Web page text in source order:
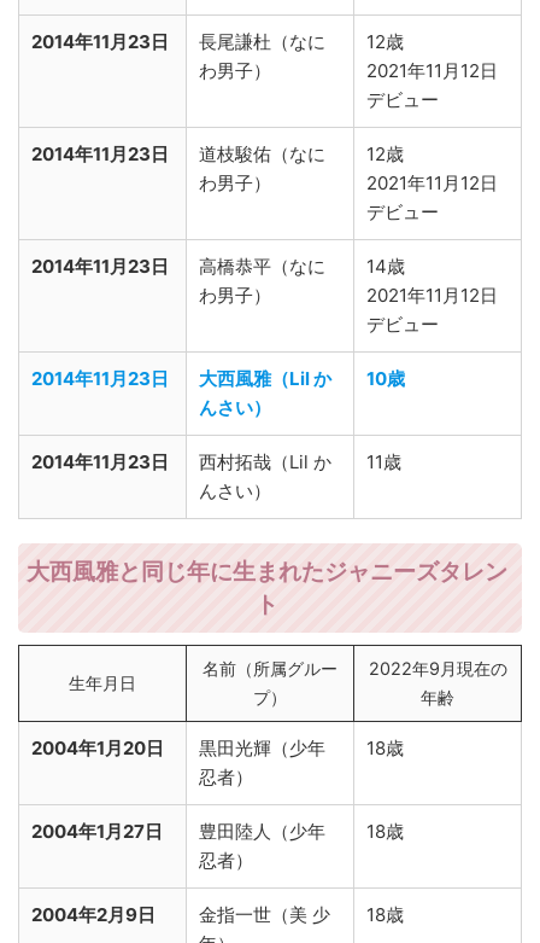
2014年11月23日
長尾謙杜（なに
わ男子）
12歳
2021年11月12日
デビュー
2014年11月23日
道枝駿佑（なに
わ男子）
12歳
2021年11月12日
デビュー
2014年11月23日
高橋恭平（なに
わ男子）
14歳
2021年11月12日
デビュー
2014年11月23日
大西風雅（Lil か
んさい）
10歳
2014年11月23日
西村拓哉（Lil か
んさい）
11歳
大西風雅と同じ年に生まれたジャニーズタレン
ト
生年月日
名前（所属グルー
プ）
2022年9月現在の
年齢
2004年1月20日
黒田光輝（少年
忍者）
18歳
2004年1月27日
豊田陸人（少年
忍者）
18歳
2004年2月9日
金指一世（美 少
18歳